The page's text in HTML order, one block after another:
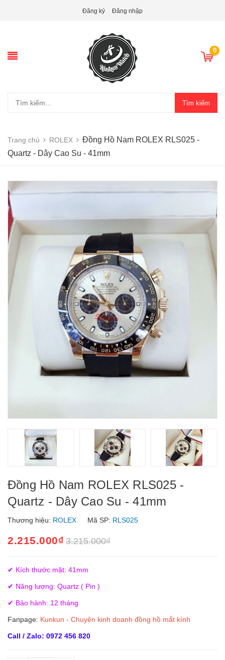
Đăng ký Đăng nhập
0
Tìm kiếm
Trang chủ ROLEX
Đồng Hồ Nam ROLEX RLS025 -
Quartz - Dây Cao Su - 41mm
Đồng Hồ Nam ROLEX RLS025 -
Quartz - Dây Cao Su - 41mm
Thương hiệu: ROLEX Mã SP: RLS025
2.215.000₫ 3.215.000₫
✔ Kích thước mặt: 41mm
✔ Năng lượng: Quartz ( Pin )
✔ Bảo hành: 12 tháng
Fanpage: Kunkun - Chuyên kinh doanh đồng hồ mắt kính
Call / Zalo: 0972 456 820